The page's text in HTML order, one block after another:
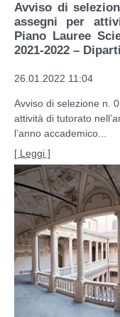
Avviso di
assegni per
Piano Lauree
2021-2022 –
26.01.2022 11:04
Avviso di selezione n.
attività di tutorato
l’anno accademico...
[ Leggi ]